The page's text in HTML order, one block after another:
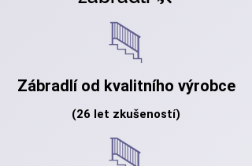
Zábradlí od kvalitního výrobce
(26 let zkušeností)